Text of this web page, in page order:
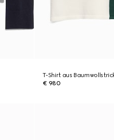
T-Shirt aus
€ 980